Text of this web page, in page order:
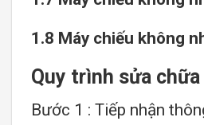
1.8 Máy chiếu không
Quy trình sửa chữa
Bước 1 : Tiếp nhận